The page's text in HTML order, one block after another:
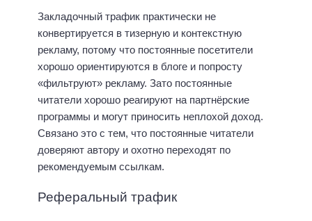
Закладочный трафик практически не
конвертируется в тизерную и контекстную
рекламу, потому что постоянные посетители
хорошо ориентируются в блоге и попросту
«фильтруют» рекламу. Зато постоянные
читатели хорошо реагируют на партнёрские
программы и могут приносить неплохой доход.
Связано это с тем, что постоянные читатели
доверяют автору и охотно переходят по
рекомендуемым ссылкам.
Реферальный трафик